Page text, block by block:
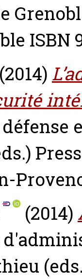
ISBN
(2014)
(2014)